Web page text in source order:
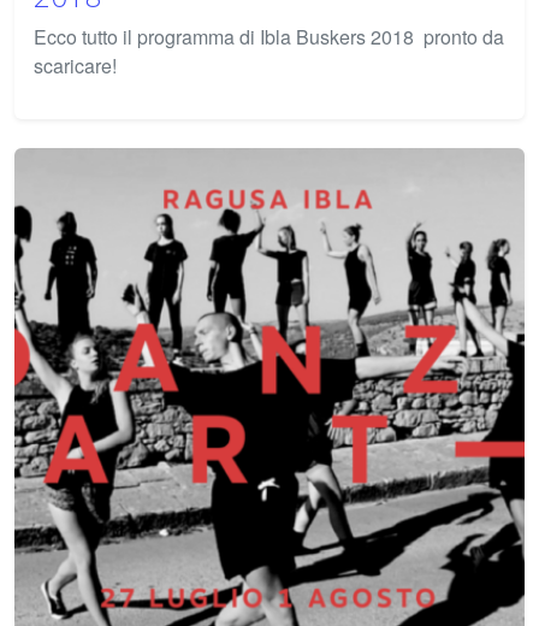
Ecco tutto il programma di Ibla Buskers 2018 pronto da
scaricare!